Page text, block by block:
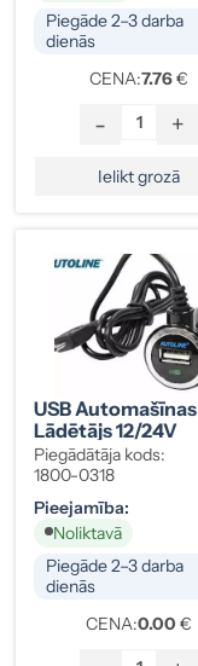
Piegāde 2–3 darba
dienās
CENA:7.76€
- +
Ielikt grozā
USB Automašīnas
Lādētājs 12/24V
Piegādātāja kods:
1800-0318
Pieejamība:
Noliktavā
Piegāde 2–3 darba
dienās
CENA:0.00 €